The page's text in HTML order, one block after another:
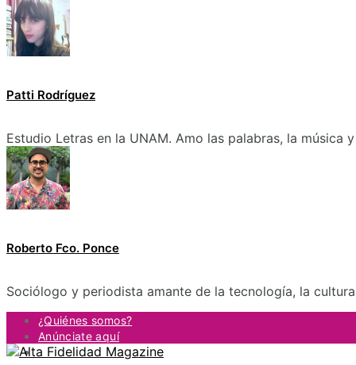
Patti Rodríguez
Estudio Letras en la UNAM. Amo las palabras, la música
Roberto Fco. Ponce
Sociólogo y periodista amante de la tecnología, la
¿Quiénes somos?
Anúnciate aquí
Contacto